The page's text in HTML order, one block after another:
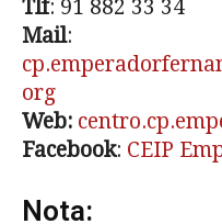
Tlf: 91 882 33 34
Mail:
org
Web:
Facebook: CEIP
Nota: